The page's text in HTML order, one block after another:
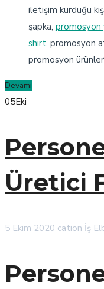
iletişim kurduğu
şapka, promosyon
shirt, promosyon
promosyon
Devamı
05Eki
Üretici
5 Ekim 2020 cation İş